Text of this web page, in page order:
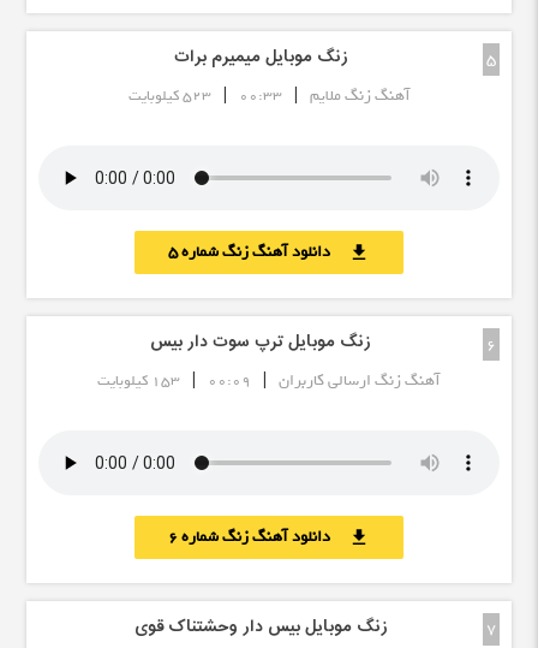
5 زنگ موبایل میمیرم برات
آهنگ زنگ ملایم |
00:33
| 523 کیلوبایت
download دانلود آهنگ زنگ شماره 5
6 زنگ موبایل ترپ سوت دار بیس
آهنگ زنگ ارسالی کاربران |
00:09
| 153 کیلوبایت
download دانلود آهنگ زنگ شماره 6
7 زنگ موبایل بیس دار وحشتناک قوی